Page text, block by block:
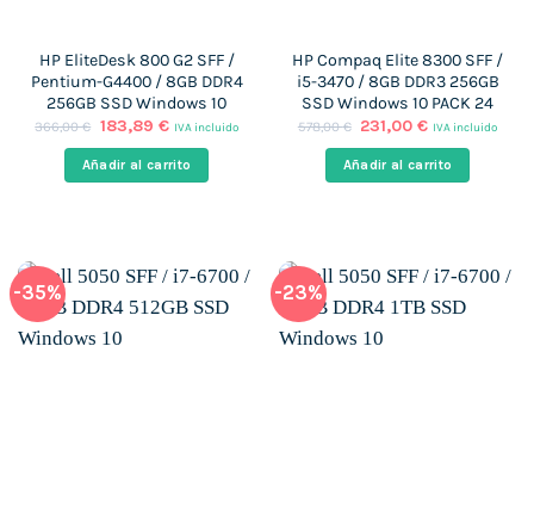
HP EliteDesk 800 G2 SFF /
Pentium-G4400 / 8GB DDR4
256GB SSD Windows 10
366,00€ El
original
era:
183,89 €El
actual
es:
IVA incluido
Añadir al carrito
HP Compaq Elite 8300 SFF /
i5-3470 / 8GB DDR3 256GB
SSD Windows 10 PACK 24
578,00€ El
original
era:
231,00€El
actual
es:
IVA incluido
Añadir al carrito
-35% -23%